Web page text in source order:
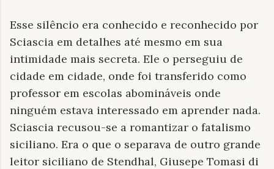
Esse silêncio era conhecido e reconhecido por
Sciascia em detalhes até mesmo em sua
intimidade mais secreta. Ele o perseguiu de
cidade em cidade, onde foi transferido como
professor em escolas abomináveis ​​onde
ninguém estava interessado em aprender nada.
Sciascia recusou-se a romantizar o fatalismo
siciliano. Era o que o separava de outro grande
leitor siciliano de Stendhal, Giusepe Tomasi di